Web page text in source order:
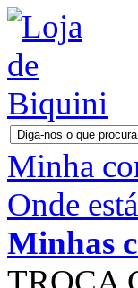
Minha
Onde
Minhas